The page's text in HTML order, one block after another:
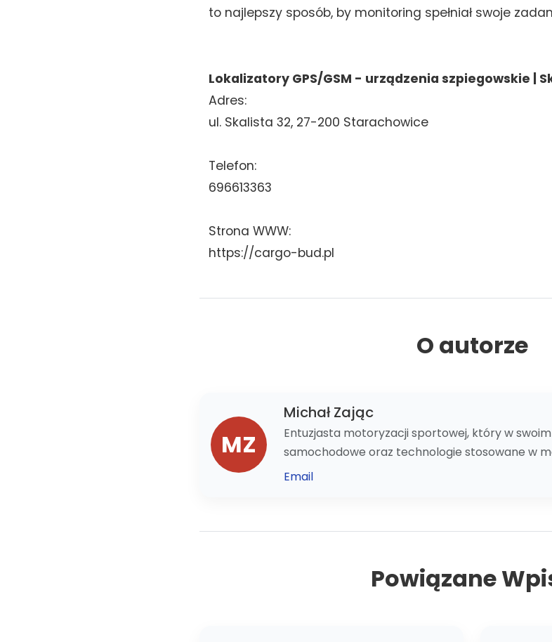
to najlepszy sposób, by monitoring spełniał swoje
Lokalizatory GPS/GSM - urządzenia szpiegowskie |
Adres:
ul. Skalista 32, 27-200 Starachowice
Telefon:
696613363
Strona WWW:
https://cargo-bud.pl
O autorze
MZ
Michał Zając
Entuzjasta motoryzacji sportowej, który w
samochodowe oraz technologie stosowane w
Email
Powiązane